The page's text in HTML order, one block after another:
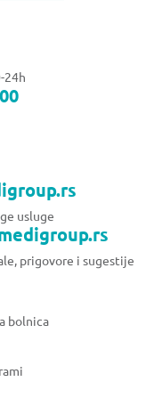
24h
usluge
prigovore i sugestije
bolnica